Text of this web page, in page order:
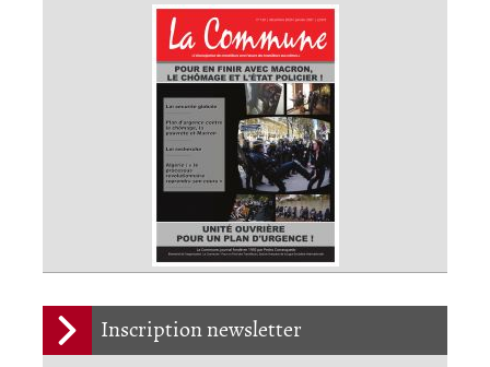
Inscription newsletter